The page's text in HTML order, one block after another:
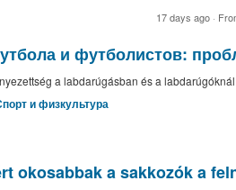
17 days ago ·
и футболистов:
a labdarúgásban és a
и физкультура
okosabbak a sakkozók a